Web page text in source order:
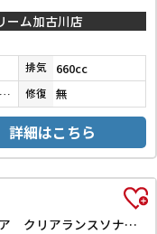
ーム加古川店
排気 660cc
ブラックマイカメタリック 修復 無
詳細はこちら
G ETC バックカメラ 両側スライドドア クリアランスソナー オートクルーズコントロール レーンアシスト 衝突被害軽減システム オートライト スマートキー アイドリングストップ 電動格納ミラー